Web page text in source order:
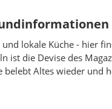
lokale Küche - hier
ist die Devise des
Altes wieder und